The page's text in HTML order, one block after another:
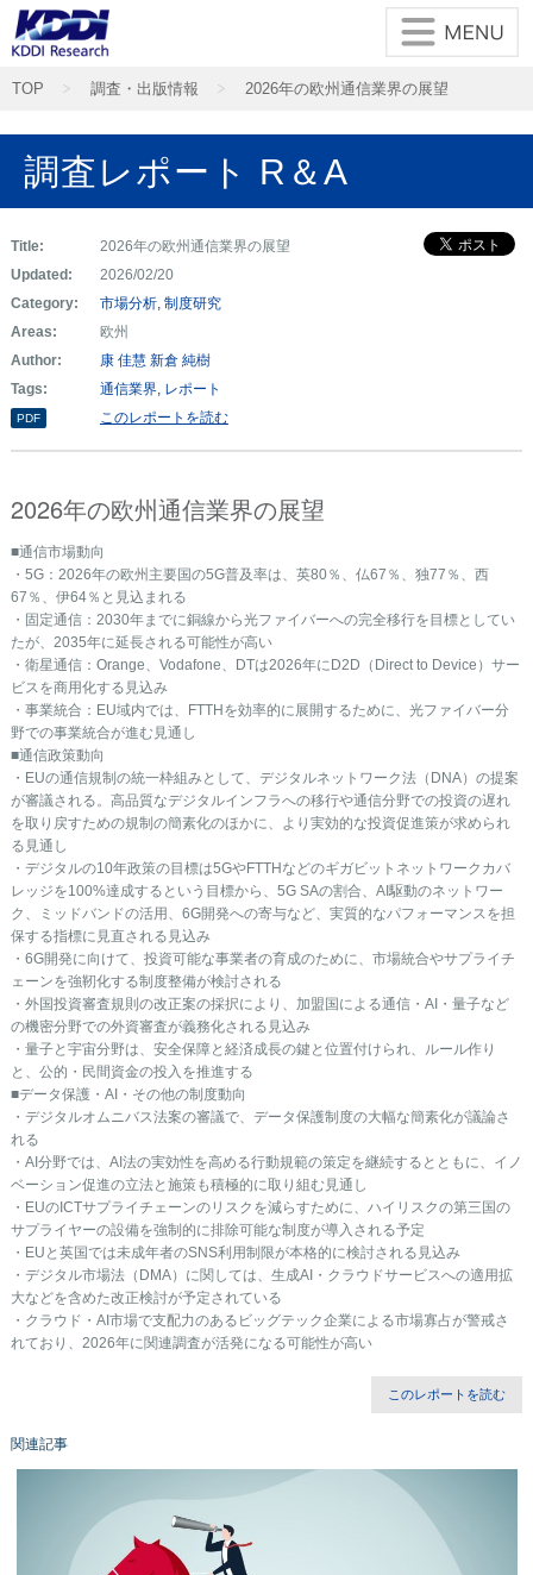
TOP 調査・出版情報 2026年の欧州通信業界の展望
調査レポート R＆A
Title:
2026年の欧州通信業界の展望
Updated:
2026/02/20
Category:
市場分析 制度研究
Areas:
欧州
Author:
康 佳慧 新倉 純樹
Tags:
通信業界 レポート
PDF このレポートを読む
2026年の欧州通信業界の展望
■通信市場動向
・5G：2026年の欧州主要国の5G普及率は、英80％、仏67％、独77％、西
67％、伊64％と見込まれる
・固定通信：2030年までに銅線から光ファイバーへの完全移行を目標としてい
たが、2035年に延長される可能性が高い
・衛星通信：Orange、Vodafone、DTは2026年にD2D（Direct to Device）サー
ビスを商用化する見込み
・事業統合：EU域内では、FTTHを効率的に展開するために、光ファイバー分
野での事業統合が進む見通し
■通信政策動向
・EUの通信規制の統一枠組みとして、デジタルネットワーク法（DNA）の提案
が審議される。高品質なデジタルインフラへの移行や通信分野での投資の遅れ
を取り戻すための規制の簡素化のほかに、より実効的な投資促進策が求められ
る見通し
・デジタルの10年政策の目標は5GやFTTHなどのギガビットネットワークカバ
レッジを100%達成するという目標から、5G SAの割合、AI駆動の ネットワー
ク、ミッドバンドの活用、6G開発への寄与など、実質的なパフォーマンスを担
保する指標に見直される見込み
・6G開発に向けて、投資可能な事業者の育成のために、市場統合やサプライチ
ェーンを強靭化する制度整備が検討される
・外国投資審査規則の改正案の採択により、加盟国による通信・AI・量子など
の機密分野での外資審査が義務化される見込み
・量子と宇宙分野は、安全保障と経済成長の鍵と位置付けられ、ルール作り
と、公的・民間資金の投入を推進する
■データ保護・AI・その他の制度動向
・デジタルオムニバス法案の審議で、データ保護制度の大幅な簡素化が議論さ
れる
・AI分野では、AI法の実効性を高める行動規範の策定を継続するとともに、イノ
ベーション促進の立法と施策も積極的に取り組む見通し
・EUのICTサプライチェーンのリスクを減らすために、ハイリスクの第三国の
サプライヤーの設備を強制的に排除可能な制度が導入される予定
・EUと英国では未成年者のSNS利用制限が本格的に検討される見込み
・デジタル市場法（DMA）に関しては、生成AI・クラウドサービスへの適用拡
大などを含めた改正検討が予定されている
・クラウド・AI市場で支配力のあるビッグテック企業による市場寡占が警戒さ
れており、2026年に関連調査が活発になる可能性が高い
このレポートを読む
関連記事